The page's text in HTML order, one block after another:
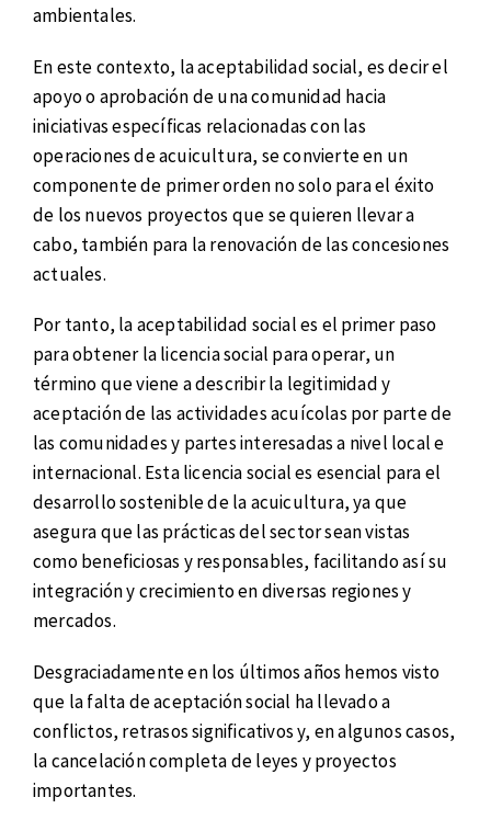
ambientales.
En este contexto, la aceptabilidad social, es decir el
apoyo o aprobación de una comunidad hacia
iniciativas específicas relacionadas con las
operaciones de acuicultura, se convierte en un
componente de primer orden no solo para el éxito
de los nuevos proyectos que se quieren llevar a
cabo, también para la renovación de las concesiones
actuales.
Por tanto, la aceptabilidad social es el primer paso
para obtener la licencia social para operar, un
término que viene a describir la legitimidad y
aceptación de las actividades acuícolas por parte de
las comunidades y partes interesadas a nivel local e
internacional. Esta licencia social es esencial para el
desarrollo sostenible de la acuicultura, ya que
asegura que las prácticas del sector sean vistas
como beneficiosas y responsables, facilitando así su
integración y crecimiento en diversas regiones y
mercados.
Desgraciadamente en los últimos años hemos visto
que la falta de aceptación social ha llevado a
conflictos, retrasos significativos y, en algunos casos,
la cancelación completa de leyes y proyectos
importantes.